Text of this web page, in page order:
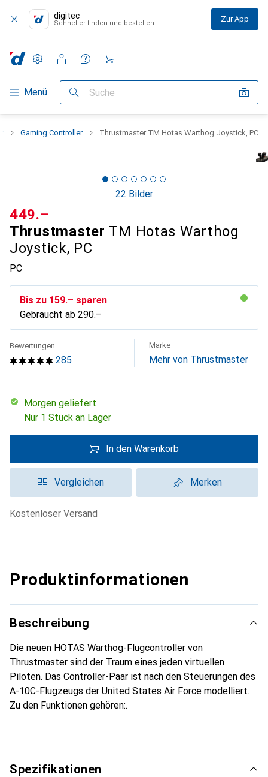
digitec
Schneller finden und bestellen Zur App
Navigation nach Kategorien
Menü Suche
Einstellungen
Kundenkonto
Vergleichslisten
Merklisten
Warenkorb
Gaming Controller Thrustmaster TM Hotas Warthog Joystick, PC
22 Bilder
Thrustmaster TM Hotas Warthog
Joystick, PC
PC
CHF
449.–
Bis zu CHF
159.– sparen
Gebraucht ab CHF
290.–
285
Bewertungen Marke
Mehr von Thrustmaster
morgen geliefert
Nur 1 Stück an Lager
In den Warenkorb
Vergleichen Merken
kostenloser Versand
Produktinformationen
Beschreibung
Die neuen HOTAS Warthog-Flugcontroller von
Thrustmaster sind der Traum eines jeden virtuellen
Piloten. Das Controller-Paar ist nach den Steuerungen des
A-10C-Flugzeugs der United States Air Force modelliert.
Zu den Funktionen gehören:.
Spezifikationen